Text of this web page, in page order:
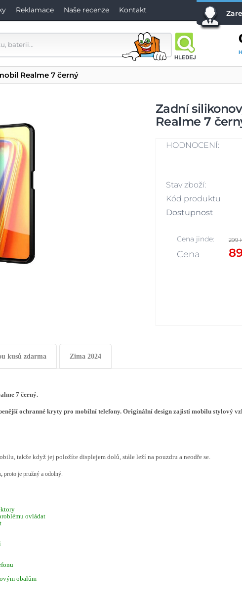
Reklamace Naše recenze Kontakt
Realme 7 černý
Zadní
Realme 7
HODNOCENÍ:
Stav zboží:
Kód produktu
Dostupnost
Cena jinde: 299
Cena
kusů zdarma Zima 2024
7černý.
ochranné kryty pro mobilní telefony. Originální design zajistí mobilu stylový
takže když jej položíte displejem dolů, stále leží na pouzdru a neodře se.
proto je pružný a odolný.
ovládat
obalům